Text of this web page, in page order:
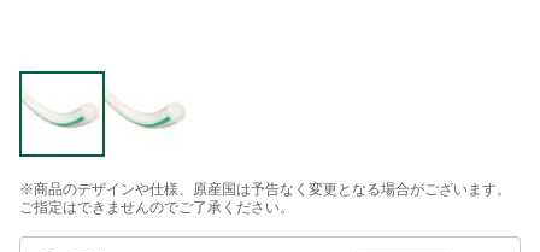
※商品のデザインや仕様、原産国は予告なく変更となる場合がございます。
ご指定はできませんのでご了承ください。